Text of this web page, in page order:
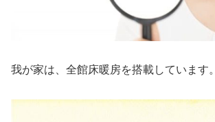
我が家は、全館床暖房を搭載しています。